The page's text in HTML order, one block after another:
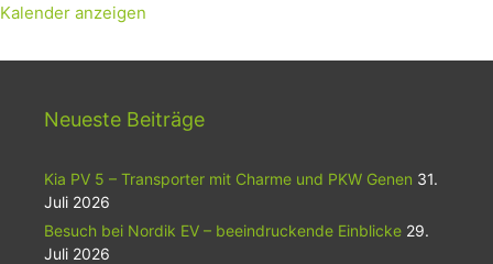
Kalender anzeigen
Neueste Beiträge
Kia PV 5 – Transporter mit Charme und PKW Genen 31.
Juli 2026
Besuch bei Nordik EV – beeindruckende Einblicke 29.
Juli 2026